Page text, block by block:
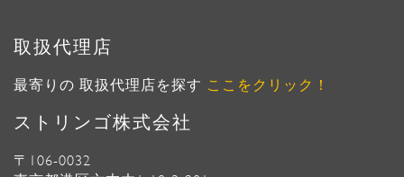
取扱代理店
最寄りの 取扱代理店を探す ここをクリック！
ストリンゴ株式会社
〒106-0032